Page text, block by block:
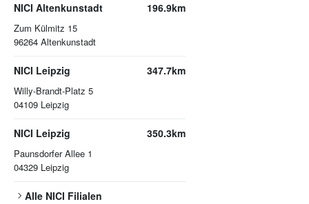
NICI Altenkunstadt
Zum Külmitz 15
96264 Altenkunstadt
196.9km
NICI Leipzig
Willy-Brandt-Platz 5
04109 Leipzig
347.7km
NICI Leipzig
Paunsdorfer Allee 1
04329 Leipzig
350.3km
Alle NICI Filialen